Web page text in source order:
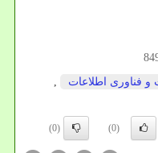
و فناوری اطلاعات
,
(0)
(0)